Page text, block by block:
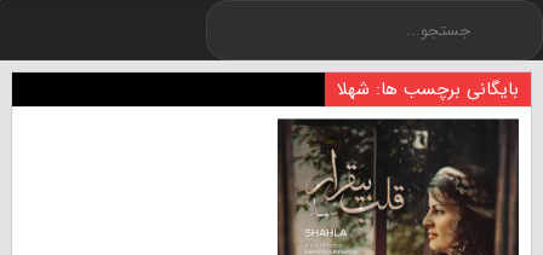
بایگانی برچسب ها: شهلا